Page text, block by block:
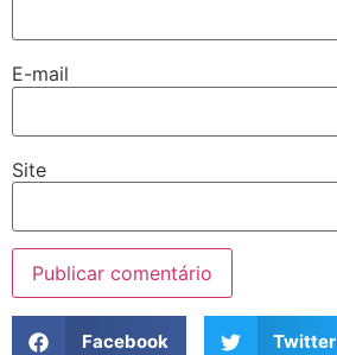
E-mail
Site
Facebook Twitter